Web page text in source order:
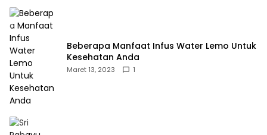
Beberapa Manfaat Infus Water Lemo Untuk
Kesehatan Anda
Maret 13, 2023 1